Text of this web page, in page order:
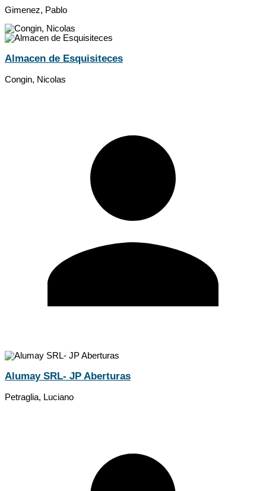
Gimenez, Pablo
Almacen de Esquisiteces
Congin, Nicolas
Alumay SRL- JP Aberturas
Petraglia, Luciano